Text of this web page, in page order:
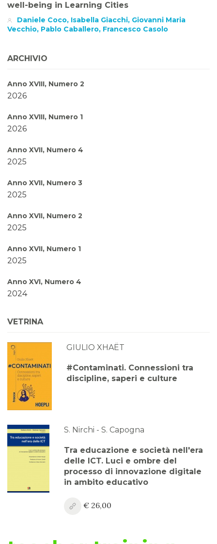
well-being in Learning Cities
Daniele Coco, Isabella Giacchi, Giovanni Maria
Vecchio, Pablo Caballero, Francesco Casolo
ARCHIVIO
Anno XVIII, Numero 2
2026
Anno XVIII, Numero 1
2026
Anno XVII, Numero 4
2025
Anno XVII, Numero 3
2025
Anno XVII, Numero 2
2025
Anno XVII, Numero 1
2025
Anno XVI, Numero 4
2024
2024
Anno XVI, Numero 2
2024
Anno XVI, Numero 1
2024
2023
Anno XV, Numero 3
Anno XV, Numero 2
2023
Anno XV, Numero 1
VETRINA
GIULIO XHAËT
#Contaminati. Connessioni tra
discipline, saperi e culture
S. Nirchi - S. Capogna
Tra educazione e società nell'era
delle ICT. Luci e ombre del
processo di innovazione digitale
in ambito educativo
€ 26,00